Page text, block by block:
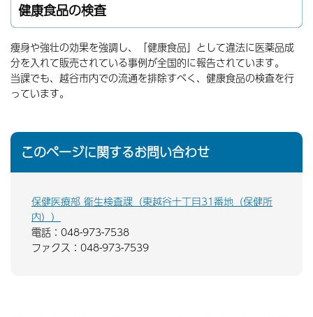
健康食品の検査
痩身や強壮の効果を強調し、「健康食品」として違法に医薬品成
分を入れて販売されている事例が全国的に報告されています。
当課でも、越谷市内での流通を排除すべく、健康食品の検査を行
っています。
このページに関するお問い合わせ
保健医療部 衛生検査課（東越谷十丁目31番地（保健所
内））
電話：048-973-7538
ファクス：048-973-7539